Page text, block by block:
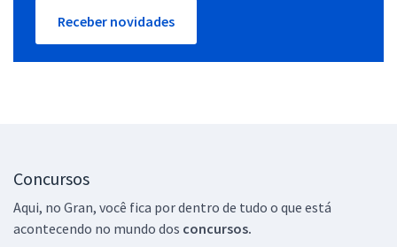
Receber novidades
Concursos
Aqui, no Gran, você fica por dentro de tudo o que está
acontecendo no mundo dos concursos.